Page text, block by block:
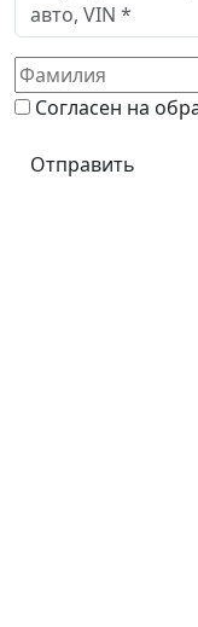
Согласен на